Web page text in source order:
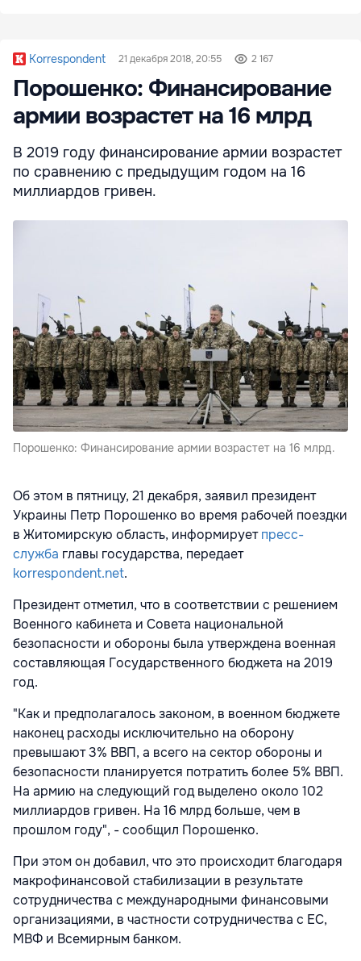
Korrespondent 21 декабря 2018, 20:55 2 167
Порошенко: Финансирование
армии возрастет на 16 млрд
В 2019 году финансирование армии возрастет
по сравнению с предыдущим годом на 16
миллиардов гривен.
Порошенко: Финансирование армии возрастет на 16 млрд.
Об этом в пятницу, 21 декабря, заявил президент
Украины Петр Порошенко во время рабочей поездки
в Житомирскую область, информируетпресс-
служба главы государства, передает
korrespondent.net.
Президент отметил, что в соответствии с решением
Военного кабинета и Совета национальной
безопасности и обороны была утверждена военная
составляющая Государственного бюджета на 2019
год.
"Как и предполагалось законом, в военном бюджете
наконец расходы исключительно на оборону
превышают 3% ВВП, а всего на сектор обороны и
безопасности планируется потратить более 5% ВВП.
На армию на следующий год выделено около 102
миллиардов гривен. На 16 млрд больше, чем в
прошлом году", - сообщил Порошенко.
При этом он добавил, что это происходит благодаря
макрофинансовой стабилизации в результате
сотрудничества с международными финансовыми
организациями, в частности сотрудничества с ЕС,
МВФ и Всемирным банком.